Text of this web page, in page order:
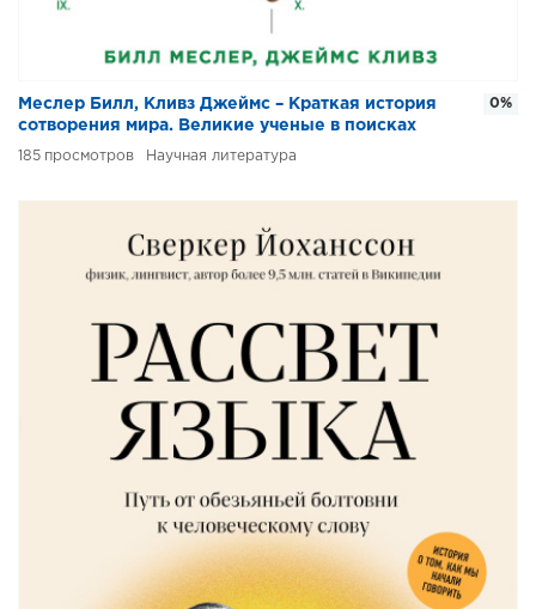
Меслер Билл, Кливз Джеймс – Краткая история
сотворения мира. Великие ученые в поисках
источника жизни на Земле
185 Научная литература
0%